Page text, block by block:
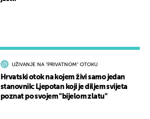
UŽIVANJE NA "PRIVATNOM" OTOKU
Hrvatski otok na kojem živi samo jedan
stanovnik: Ljepotan koji je diljem svijeta
poznat po svojem "bijelom zlatu"